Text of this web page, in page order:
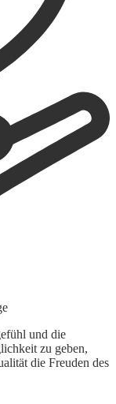
und die
zu geben,
die Freuden des